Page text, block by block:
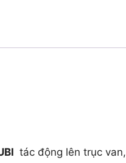
tác động lên trục van,